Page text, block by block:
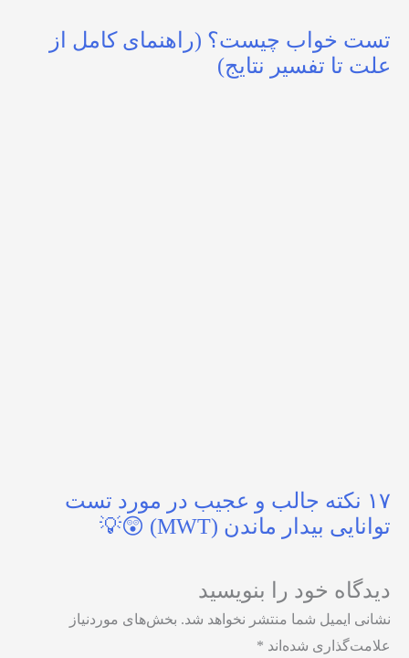
تست خواب چیست؟ (راهنمای کامل از
علت تا تفسیر نتایج)
۱۷ نکته جالب و عجیب در مورد تست
توانایی بیدار ماندن (MWT) 😲💡
دیدگاه‌ خود را بنویسید
نشانی ایمیل شما منتشر نخواهد شد. بخش‌های موردنیاز
علامت‌گذاری شده‌اند *